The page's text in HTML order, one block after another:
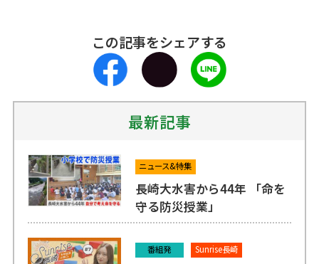
この記事をシェアする
最新記事
ニュース&特集
長崎大水害から44年 「命を
守る防災授業」
番組発 Sunrise長崎